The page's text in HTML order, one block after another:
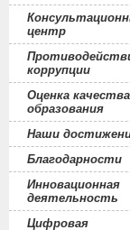
центр
коррупции
Оценка качества
образования
Наши
Благодарности
Инновационная
деятельность
Цифровая